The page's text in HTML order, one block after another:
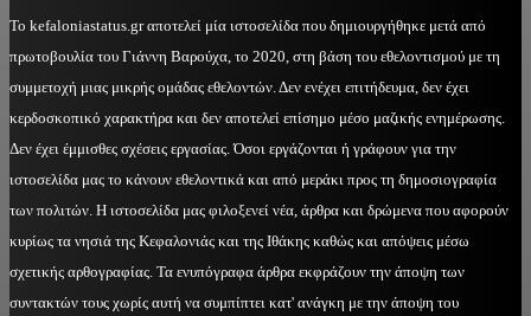
Το kefaloniastatus.gr αποτελεί μία ιστοσελίδα που δημιουργήθηκε μετά από
πρωτοβουλία του Γιάννη Βαρούχα, το 2020, στη βάση του εθελοντισμού με τη
συμμετοχή μιας μικρής ομάδας εθελοντών. Δεν ενέχει επιτήδευμα, δεν έχει
κερδοσκοπικό χαρακτήρα και δεν αποτελεί επίσημο μέσο μαζικής ενημέρωσης.
Δεν έχει έμμισθες σχέσεις εργασίας. Όσοι εργάζονται ή γράφουν για την
ιστοσελίδα μας το κάνουν εθελοντικά και από μεράκι προς τη δημοσιογραφία
των πολιτών. Η ιστοσελίδα μας φιλοξενεί νέα, άρθρα και δρώμενα που αφορούν
κυρίως τα νησιά της Κεφαλονιάς και της Ιθάκης καθώς και απόψεις μέσω
σχετικής αρθογραφίας. Τα ενυπόγραφα άρθρα εκφράζουν την άποψη των
συντακτών τους χωρίς αυτή να συμπίπτει κατ' ανάγκη με την άποψη του